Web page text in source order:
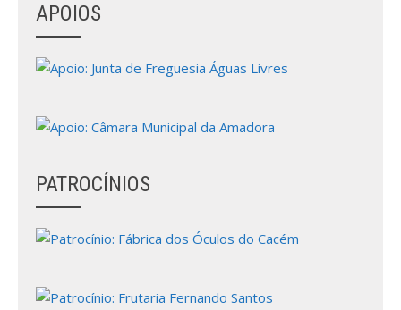
APOIOS
PATROCÍNIOS